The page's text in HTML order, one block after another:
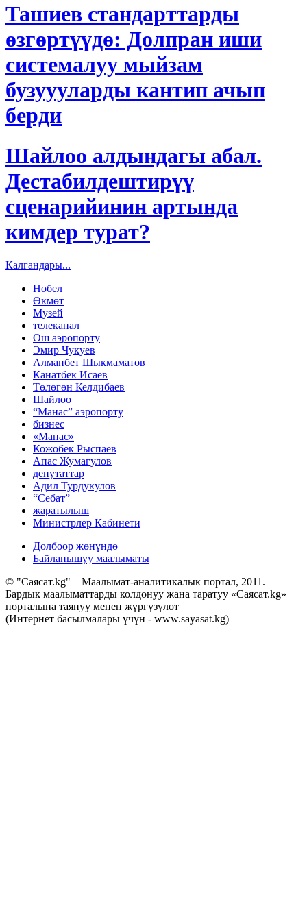
Ташиев стандарттарды
өзгөртүүдө: Долпран иши
системалуу мыйзам
бузуууларды кантип ачып
берди
Шайлоо алдындагы абал.
Дестабилдештирүү
сценарийинин артында
кимдер турат?
Калгандары...
Нобел
Өкмөт
Музей
телеканал
Ош аэропорту
Эмир Чукуев
Алманбет Шыкмаматов
Канатбек Исаев
Төлөгөн Келдибаев
Шайлоо
“Манас” аэропорту
бизнес
«Манас»
Кожобек Рыспаев
Апас Жумагулов
депутаттар
Адил Турдукулов
“Себат”
жаратылыш
Министрлер Кабинети
Долбоор жөнүндө
Байланышуу маалыматы
© "Саясат.kg" – Маалымат-аналитикалык портал, 2011.
Бардык маалыматтарды колдонуу жана таратуу «Саясат.kg»
порталына таянуу менен жүргүзүлөт
(Интернет басылмалары үчүн - www.sayasat.kg)